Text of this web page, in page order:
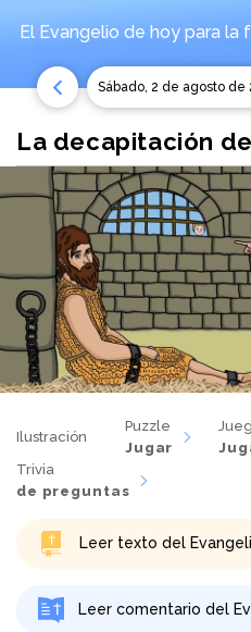
El Evangelio de hoy para la
sábado, 2 de agosto de
La decapitación
Ilustración
Puzzle
Jugar
Trivia
de preguntas
Leer texto del
Leer comentario del